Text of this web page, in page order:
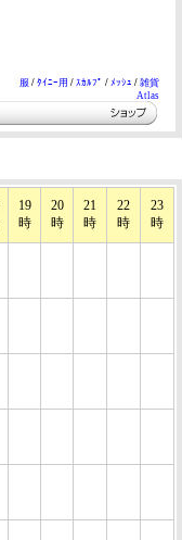
服 / ﾀｲﾆｰ用 / ｽｶﾙﾌﾟ / ﾒｯｼｭ / 雑貨
Atlas
19
時
20
時
21
時
22
時
23
時